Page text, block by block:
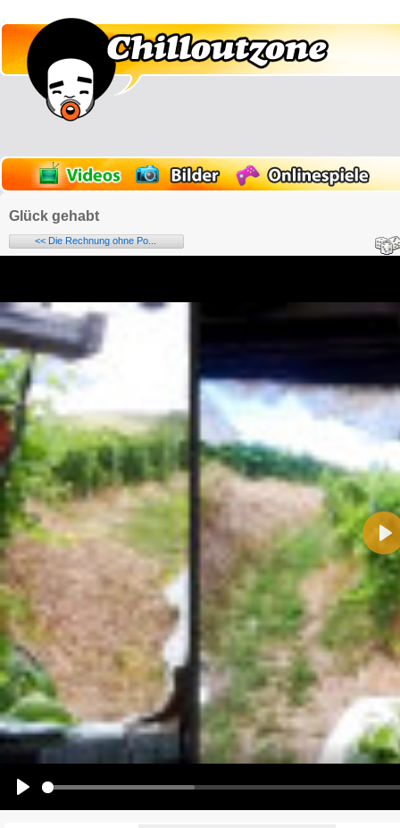
Glück gehabt
<< Die Rechnung ohne Po...
Name:
E-Mail-Adresse (optional):
Kommentar:
Alle HTML-Tags außer <br>, <strike> und <i> werden aus Deinem Kommentar entfernt.
URLs werden automatisch umgewandelt. Bitte verwende "www." oder "http://" in URLs
Ich möchte eine E-Mail, wenn auf dieser Seite weitere Kommentare erscheinen.